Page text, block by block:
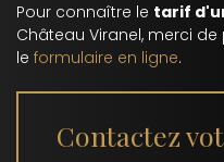
Pour connaître le tarif
Château Viranel, merci
le formulaire en ligne.
Contactez